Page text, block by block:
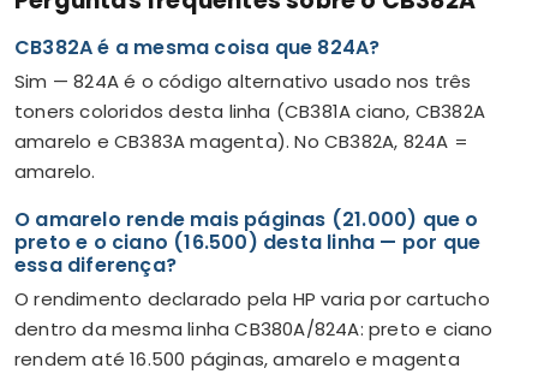
CB382A é a mesma coisa que 824A?
Sim — 824A é o código alternativo usado nos três
toners coloridos desta linha (CB381A ciano, CB382A
amarelo e CB383A magenta). No CB382A, 824A =
amarelo.
O amarelo rende mais páginas (21.000) que o
preto e o ciano (16.500) desta linha — por que
essa diferença?
O rendimento declarado pela HP varia por cartucho
dentro da mesma linha CB380A/824A: preto e ciano
rendem até 16.500 páginas, amarelo e magenta